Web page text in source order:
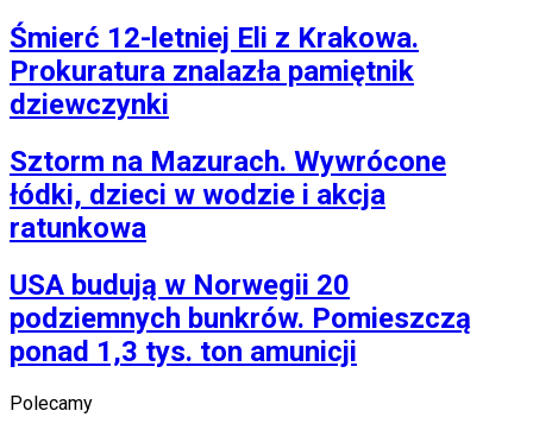
Śmierć 12-letniej Eli z Krakowa.
Prokuratura znalazła pamiętnik
dziewczynki
Sztorm na Mazurach. Wywrócone
łódki, dzieci w wodzie i akcja
ratunkowa
USA budują w Norwegii 20
podziemnych bunkrów. Pomieszczą
ponad 1,3 tys. ton amunicji
Polecamy